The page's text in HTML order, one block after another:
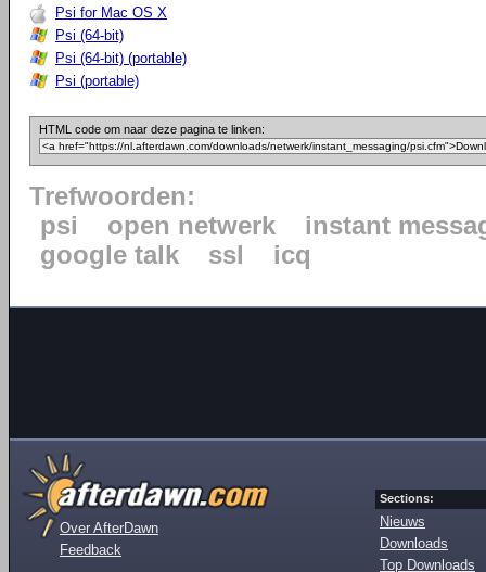
Psi for Mac OS X
Psi (64-bit)
Psi (64-bit) (portable)
Psi (portable)
HTML code om naar deze pagina te linken:
Trefwoorden:
psi
open netwerk
instant
google talk
ssl icq
Over AfterDawn
Feedback
Sections:
Nieuws
Downloads
Top Downloads